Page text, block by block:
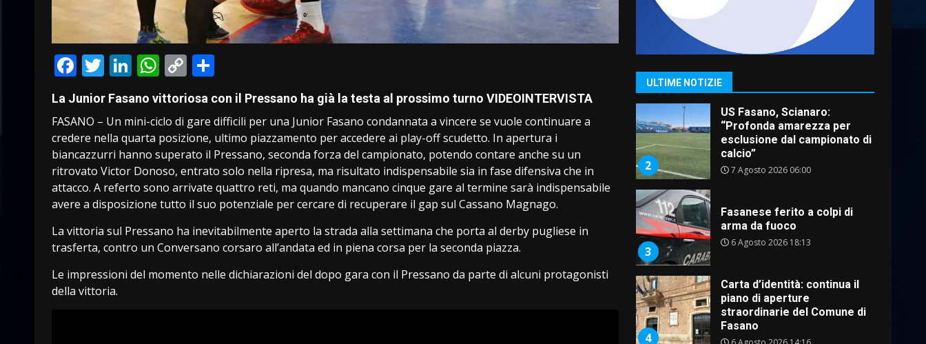
Facebook
Twitter
LinkedIn
WhatsApp
Copy
La Junior Fasano vittoriosa con il Pressano ha già la testa al prossimo turno VIDEOINTERVISTA
FASANO – Un mini-ciclo di gare difficili per una Junior Fasano condannata a vincere se vuole continuare a
credere nella quarta posizione, ultimo piazzamento per accedere ai play-off scudetto. In apertura i
biancazzurri hanno superato il Pressano, seconda forza del campionato, potendo contare anche su un
ritrovato Victor Donoso, entrato solo nella ripresa, ma risultato indispensabile sia in fase difensiva che in
attacco. A referto sono arrivate quattro reti, ma quando mancano cinque gare al termine sarà indispensabile
avere a disposizione tutto il suo potenziale per cercare di recuperare il gap sul Cassano Magnago.
La vittoria sul Pressano ha inevitabilmente aperto la strada alla settimana che porta al derby pugliese in
trasferta, contro un Conversano corsaro all’andata ed in piena corsa per la seconda piazza.
Le impressioni del momento nelle dichiarazioni del dopo gara con il Pressano da parte di alcuni protagonisti
della vittoria.
ULTIME NOTIZIE
“I Contestatori: Musica di
Rivoluzione”: nuovo
appuntamento con “Fasano in
Banda”
2
US Fasano, Scianaro:
“Profonda amarezza per
esclusione dal campionato di
calcio”
7 Agosto 2026 06:00
3
arma da fuoco
6 Agosto 2026 18:13
4
piano di aperture
straordinarie del Comune di
Fasano
6 Agosto 2026 14:16